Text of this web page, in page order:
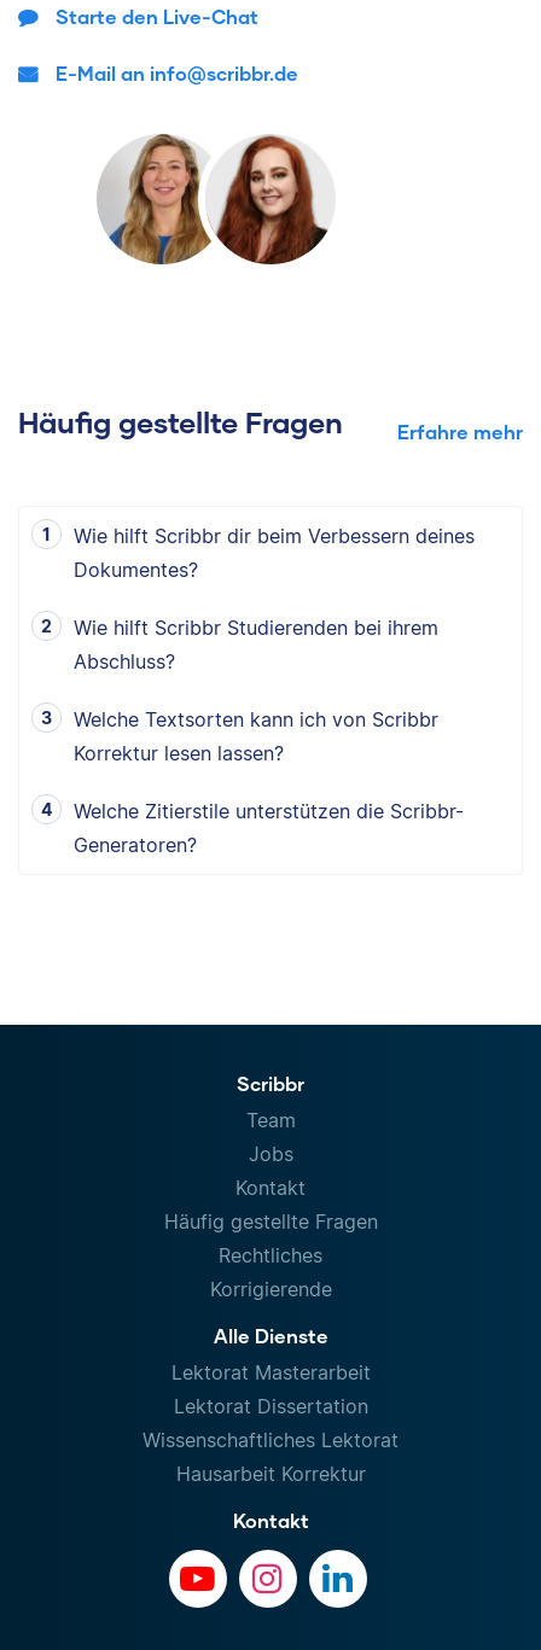
Starte den Live-Chat
E-Mail an info@scribbr.de
Häufig gestellte Fragen Erfahre mehr
Wie hilft Scribbr dir beim Verbessern deines
Dokumentes?
Wie hilft Scribbr Studierenden bei ihrem
Abschluss?
Welche Textsorten kann ich von Scribbr
Korrektur lesen lassen?
Welche Zitierstile unterstützen die Scribbr-
Generatoren?
Scribbr
Team
Jobs
Kontakt
Häufig gestellte Fragen
Rechtliches
Korrigierende
Alle Dienste
Lektorat Masterarbeit
Lektorat Dissertation
Wissenschaftliches Lektorat
Hausarbeit Korrektur
Kontakt